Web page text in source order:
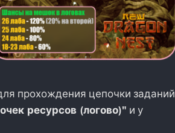
прохождения цепочки заданий
ресурсов (логово)" и у